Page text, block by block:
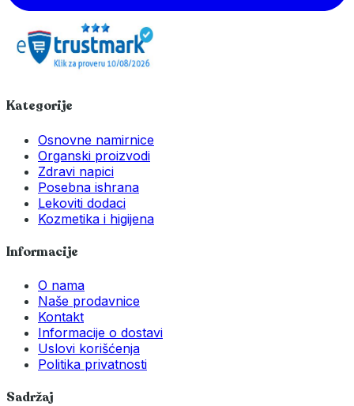
Kategorije
Osnovne namirnice
Organski proizvodi
Zdravi napici
Posebna ishrana
Lekoviti dodaci
Kozmetika i higijena
Informacije
O nama
Naše prodavnice
Kontakt
Informacije o dostavi
Uslovi korišćenja
Politika privatnosti
Sadržaj